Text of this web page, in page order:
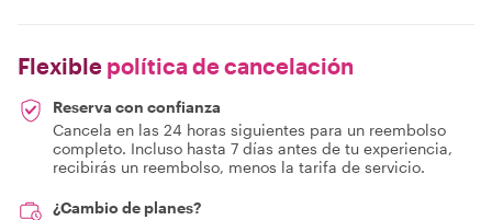
Flexible política de cancelación
Reserva con confianza
Cancela en las 24 horas siguientes para un reembolso
completo. Incluso hasta 7 días antes de tu experiencia,
recibirás un reembolso, menos la tarifa de servicio.
¿Cambio de planes?